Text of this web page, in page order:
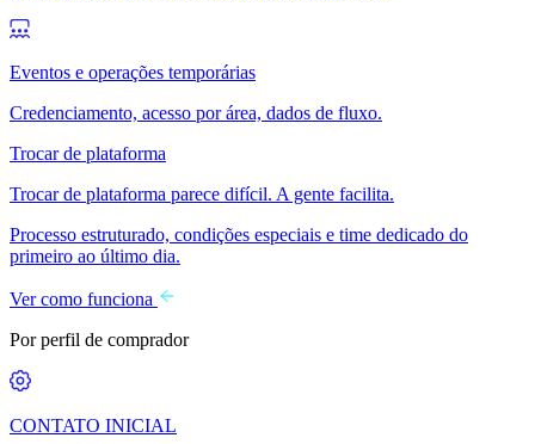
Eventos e operações temporárias
Credenciamento, acesso por área, dados de fluxo.
Trocar de plataforma
Trocar de plataforma parece difícil. A gente facilita.
Processo estruturado, condições especiais e time dedicado do
primeiro ao último dia.
Ver como funciona
Por perfil de comprador
CONTATO INICIAL